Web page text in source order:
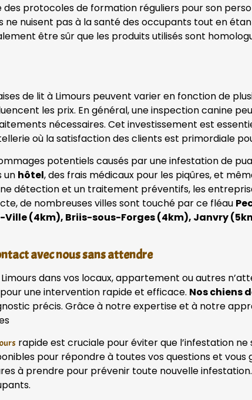
protocoles de formation réguliers pour son
ne nuisent pas à la santé des occupants tout en
être sûr que les produits utilisés sont
de lit à Limours peuvent varier en fonction de
les prix. En général, une inspection canine
nécessaires. Cet investissement est
où la satisfaction des clients est primordiale
potentiels causés par une infestation de
un hôtel, des frais médicaux pour les piqûres, et
détection et un traitement préventifs, les
de nombreuses villes sont touché par ce fléau
(4km), Briis-sous-Forges (4km), Janvry
avec nous sans attendre
dans vos locaux, appartement ou autres
pour une intervention rapide et efficace. Nos chiens
précis. Grâce à notre expertise et à notre
rapide est cruciale pour éviter que l’infestation
pour répondre à toutes vos questions et
à prendre pour prévenir toute nouvelle